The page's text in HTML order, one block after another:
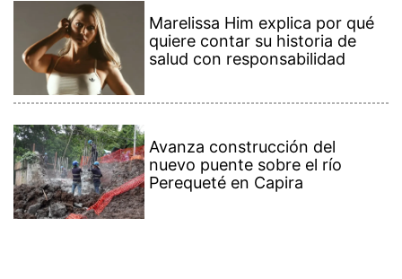
Marelissa Him explica por qué
quiere contar su historia de
salud con responsabilidad
Avanza construcción del
nuevo puente sobre el río
Perequeté en Capira